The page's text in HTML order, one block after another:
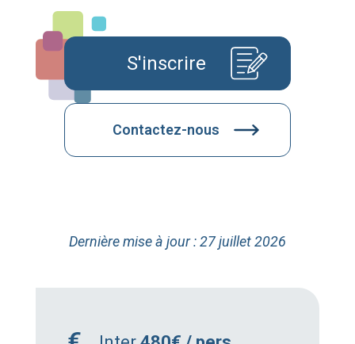
S'inscrire
Contactez-nous
Dernière mise à jour : 27 juillet 2026